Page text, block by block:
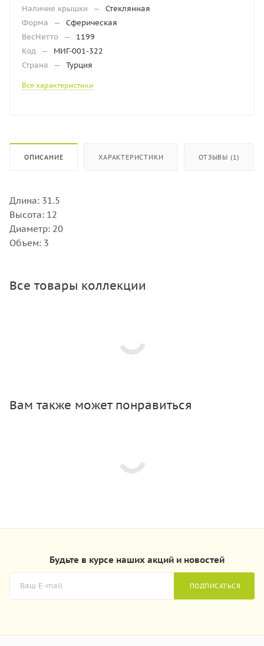
Наличие крышки
—
Стеклянная
Форма
—
Сферическая
ВесНетто —
1199
Код —
МИГ-001-322
Страна
— Турция
Все характеристики
ОПИСАНИЕ ХАРАКТЕРИСТИКИ ОТЗЫВЫ (1)
Длина: 31.5
Высота: 12
Диаметр: 20
Объем: 3
Все товары коллекции
Вам также может понравиться
Будьте в курсе наших акций и новостей
ПОДПИСАТЬСЯ